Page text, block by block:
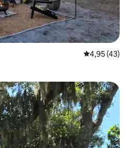
Gemiddelde
4,95 (43)